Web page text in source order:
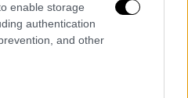
enable storage
authentication
and other
στο